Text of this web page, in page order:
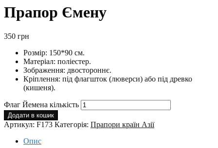
Прапор Ємену
350 грн
Розмір: 150*90 см.
Матеріал: поліестер.
Зображення: двостороннє.
Кріплення: під флагшток (люверси) або під древко
(кишеня).
Флаг Йемена кількість
Додати в кошик
Артикул: F173 Категорія: Прапори країн Азії
Опис